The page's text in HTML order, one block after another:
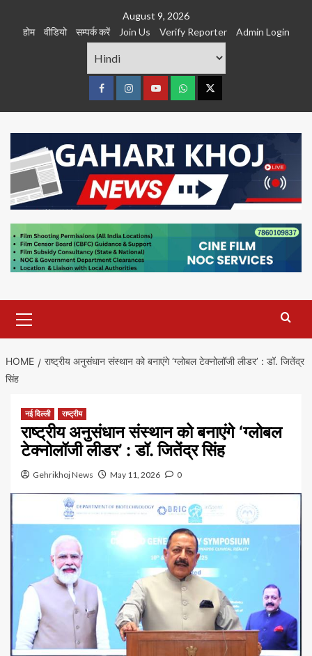
August 9, 2026
होम
वीडियो सम्पर्क करें Join Us Verify Reporter Admin Login
FacebookInstagramyoutubeWhatsTwitter
Menu
HOME
राष्ट्रीय अनुसंधान संस्थान को बनाएंगे ‘ग्लोबल टेक्नोलॉजी लीडर’ : डॉ. जितेंद्र
सिंह
नई दिल्ली राष्ट्रीय
राष्ट्रीय अनुसंधान संस्थान को बनाएंगे ‘ग्लोबल
टेक्नोलॉजी लीडर’ : डॉ. जितेंद्र सिंह
Gehrikhoj News May 11, 2026 0